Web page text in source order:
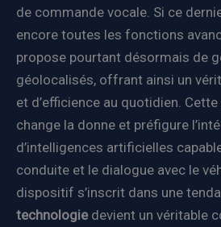
de commande vocale. Si ce
encore toutes les fonctions
propose pourtant désormais de
géolocalisés, offrant ainsi un
et d’efficience au quotidien.
change la donne et préfigure
d’intelligences artificielles
conduite et le dialogue avec le
dispositif s’inscrit dans une
technologiedevient un véritable